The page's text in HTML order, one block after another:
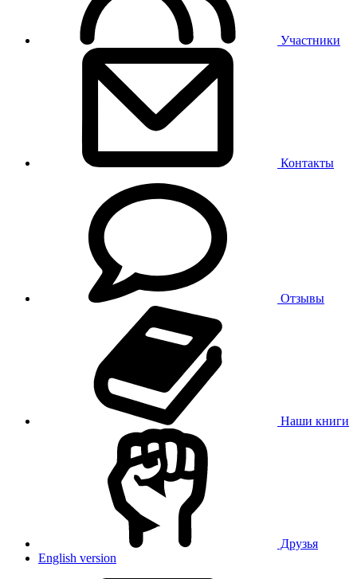
Участники
Контакты
Отзывы
Наши книги
Друзья
English version